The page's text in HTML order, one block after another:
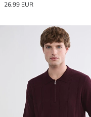
26.99 EUR